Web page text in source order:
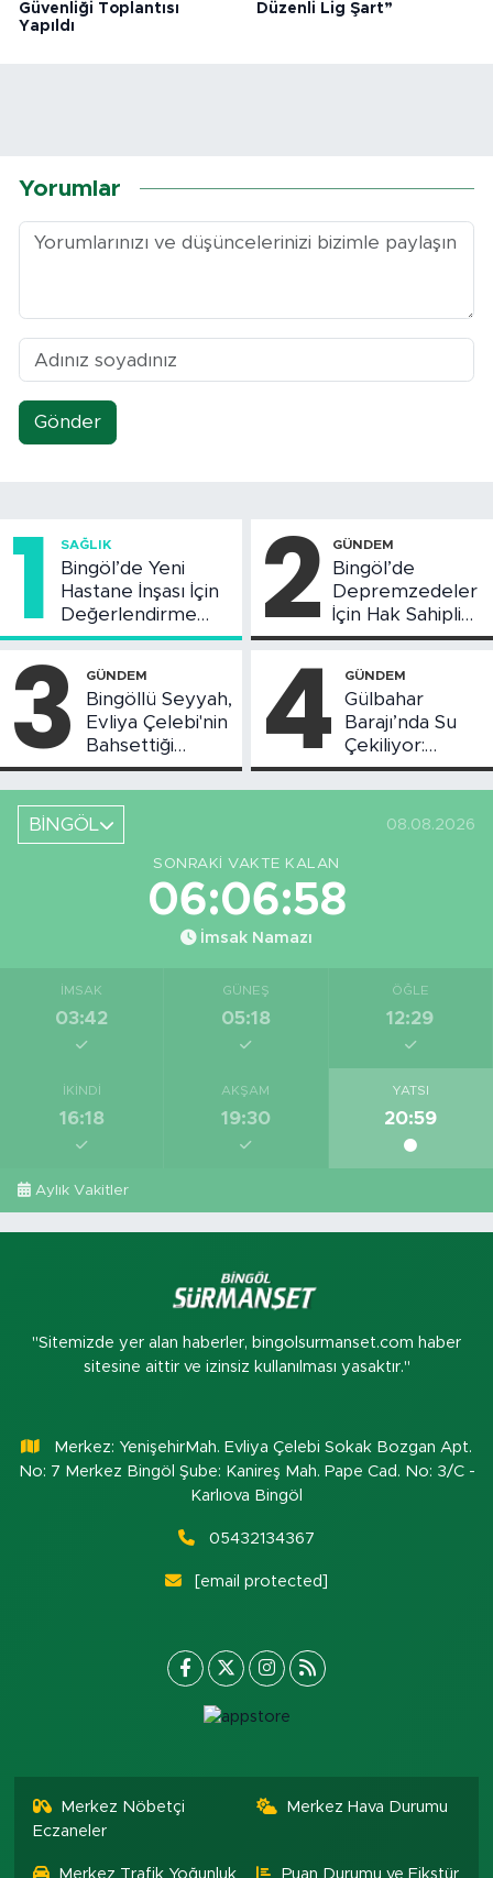
Güvenliği Toplantısı
Yapıldı
Düzenli Lig Şart”
Yorumlar
Gönder
1 SAĞLIK
Bingöl’de Yeni
Hastane İnşası İçin
Değerlendirme
Toplantısı Yapıldı
2 GÜNDEM
Bingöl’de
Depremzedeler
İçin Hak Sahipliği
Askı Süreci
3 GÜNDEM
Bingöllü Seyyah,
Evliya Çelebi'nin
Bahsettiği
Bingöl'deki O
Yeri Görüntüledi
4 GÜNDEM
Gülbahar
Barajı’nda Su
Çekiliyor:
Piknikçi Sayısı
Azaldı
BİNGÖL
08.08.2026
SONRAKI VAKTE KALAN
06:06:57
İmsak Namazı
İMSAK
03:42
GÜNEŞ
05:18
ÖĞLE
12:29
İKINDI
16:18
AKŞAM
19:30
YATSI
20:59
Aylık Vakitler
"Sitemizde yer alan haberler, bingolsurmanset.com haber
sitesine aittir ve izinsiz kullanılması yasaktır."
Merkez: YenişehirMah. Evliya Çelebi Sokak Bozgan Apt.
No: 7 Merkez Bingöl Şube: Kanireş Mah. Pape Cad. No: 3/C -
Karlıova Bingöl
05432134367
[email protected]
Merkez Nöbetçi
Eczaneler
Merkez Hava Durumu
Merkez Trafik Yoğunluk Puan Durumu ve Fikstür